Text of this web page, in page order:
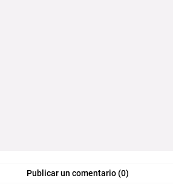
Publicar un comentario (0)